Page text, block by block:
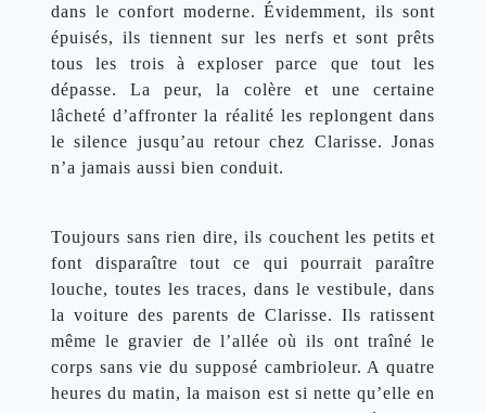
dans le confort moderne. Évidemment, ils sont
épuisés, ils tiennent sur les nerfs et sont prêts
tous les trois à exploser parce que tout les
dépasse. La peur, la colère et une certaine
lâcheté d’affronter la réalité les replongent dans
le silence jusqu’au retour chez Clarisse. Jonas
n’a jamais aussi bien conduit.
Toujours sans rien dire, ils couchent les petits et
font disparaître tout ce qui pourrait paraître
louche, toutes les traces, dans le vestibule, dans
la voiture des parents de Clarisse. Ils ratissent
même le gravier de l’allée où ils ont traîné le
corps sans vie du supposé cambrioleur. A quatre
heures du matin, la maison est si nette qu’elle en